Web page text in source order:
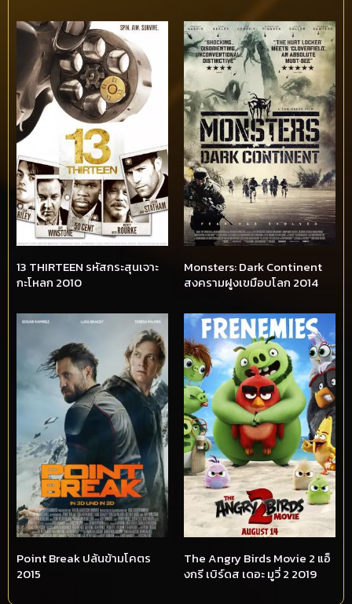
13 THIRTEEN รหัสกระสุนเจาะ
กะโหลก 2010
Monsters: Dark Continent
สงครามฝูงเขมือบโลก 2014
Point Break ปล้นข้ามโคตร
2015
The Angry Birds Movie 2 แอ็
งกรี เบิร์ดส เดอะ มูวี่ 2 2019